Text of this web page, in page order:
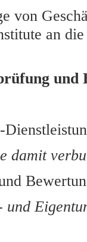
von
an
und
damit
und